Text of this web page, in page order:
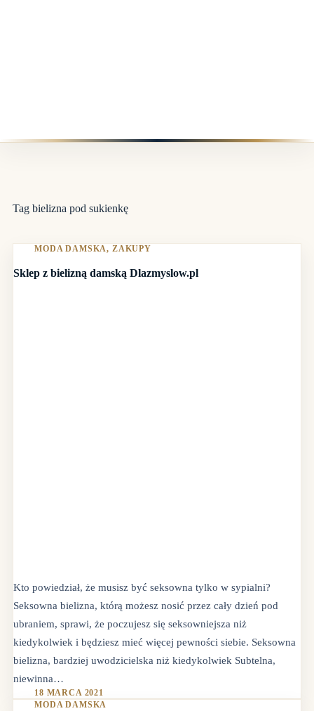
Tag bielizna pod sukienkę
MODA DAMSKA, ZAKUPY
Sklep z bielizną damską Dlazmyslow.pl
Kto powiedział, że musisz być seksowna tylko w sypialni?
Seksowna bielizna, którą możesz nosić przez cały dzień pod
ubraniem, sprawi, że poczujesz się seksowniejsza niż
kiedykolwiek i będziesz mieć więcej pewności siebie. Seksowna
bielizna, bardziej uwodzicielska niż kiedykolwiek Subtelna,
niewinna…
18 MARCA 2021
MODA DAMSKA